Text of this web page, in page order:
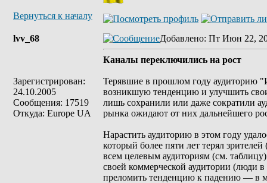
Вернуться к началу
lvv_68
Зарегистрирован:
24.10.2005
Сообщения: 17519
Откуда: Europe UA
Добавлено: Пт Июн 22,
Каналы переключились на рост
Терявшие в прошлом году аудиторию
возникшую тенденцию и улучшить
лишь сохранили или даже сократили
рынка ожидают от них дальнейшего
Нарастить аудиторию в этом году
который более пяти лет терял
всем целевым аудиториям (см.
своей коммерческой аудитории (люди в
преломить тенденцию к падению — в